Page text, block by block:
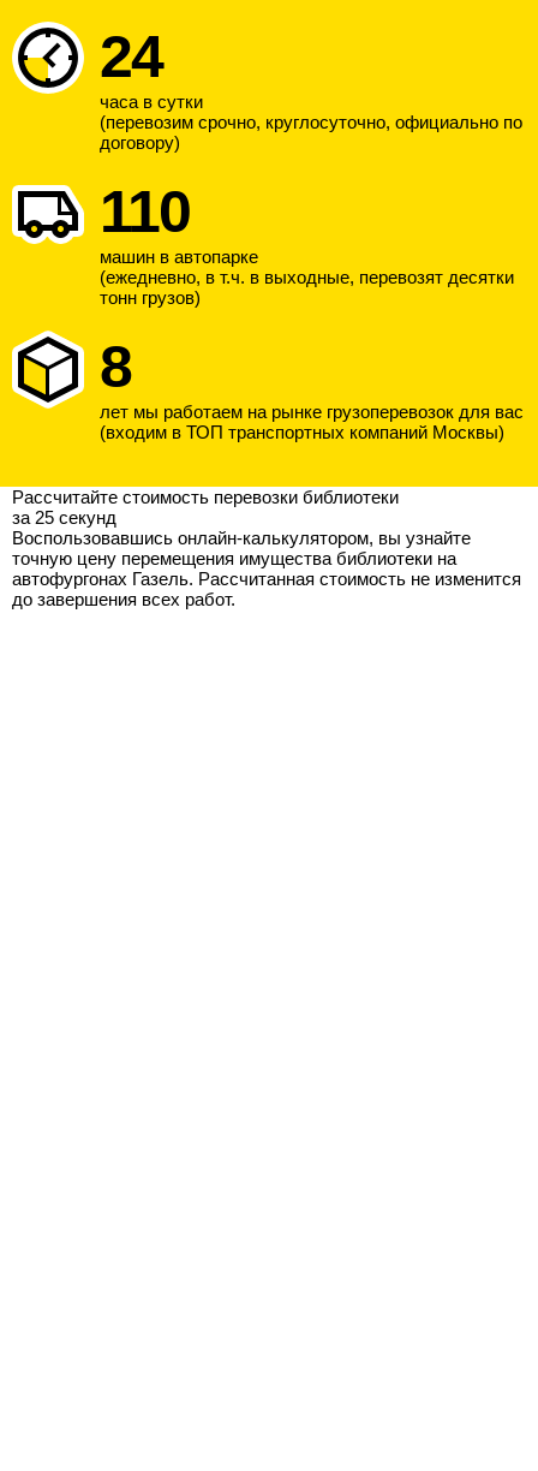
24
часа в сутки
(перевозим срочно, круглосуточно, официально по
договору)
110
машин в автопарке
(ежедневно, в т.ч. в выходные, перевозят десятки
тонн грузов)
8
лет мы работаем на рынке грузоперевозок для вас
(входим в ТОП транспортных компаний Москвы)
Рассчитайте стоимость перевозки библиотеки
за 25 секунд
Воспользовавшись онлайн-калькулятором, вы узнайте
точную цену перемещения имущества библиотеки на
автофургонах Газель. Рассчитанная стоимость не изменится
до завершения всех работ.